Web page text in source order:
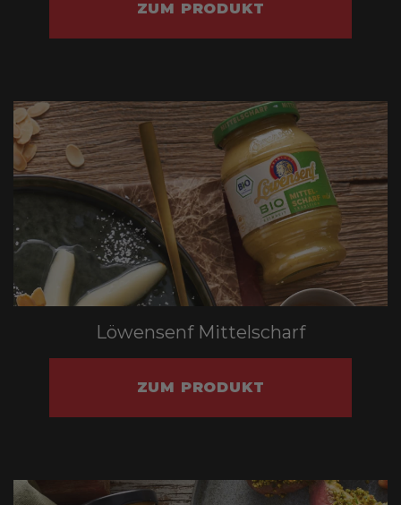
ZUM PRODUKT
Löwensenf Mittelscharf
ZUM PRODUKT